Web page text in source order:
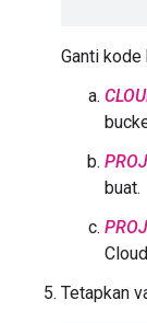
Ganti kode
buat.
Tetapkan